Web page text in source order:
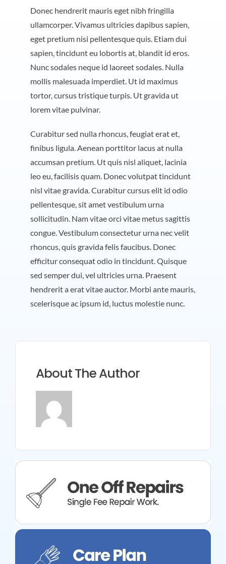
Donec hendrerit mauris eget nibh fringilla
ullamcorper. Vivamus ultricies dapibus sapien,
eget pretium nisi pellentesque quis. Etiam dui
sapien, tincidunt eu lobortis at, blandit id eros.
Nunc sodales neque id laoreet sodales. Nulla
mollis malesuada imperdiet. Ut id maximus
tortor, cursus tristique turpis. Ut gravida ut
lorem vitae pulvinar.
Curabitur sed nulla rhoncus, feugiat erat et,
finibus ligula. Aenean porttitor lacus at nulla
accumsan pretium. Ut quis nisl aliquet, lacinia
leo eu, facilisis quam. Donec volutpat tincidunt
nisl vitae gravida. Curabitur cursus elit id odio
pellentesque, sit amet vestibulum urna
sollicitudin. Nam vitae orci vitae metus sagittis
congue. Vestibulum consectetur urna nec velit
rhoncus, quis gravida felis faucibus. Donec
efficitur consequat odio in tincidunt. Quisque
sed semper dui, vel ultricies urna. Praesent
hendrerit a erat vitae auctor. Morbi ante mauris,
scelerisque ac ipsum id, luctus molestie nunc.
About The Author